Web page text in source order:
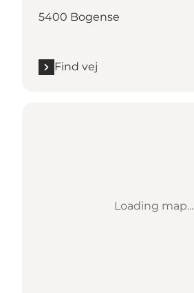
5400 Bogense
Find vej
Loading map...